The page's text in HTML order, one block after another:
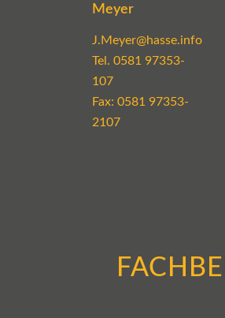
Meyer
J.Meyer@hasse.info
Tel. 0581 97353-
107
Fax: 0581 97353-
2107